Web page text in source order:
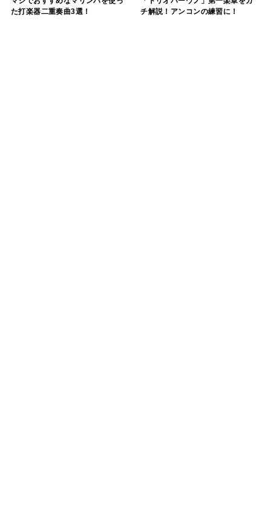
た打楽器二重奏曲3選！
チ解説！アンコンの練習に！